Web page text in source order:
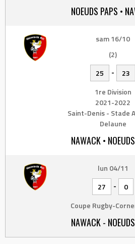
NOEUDS PAPS •
sam 16/10
(2)
25
-
23
1re Division
2021-2022
Saint-Denis - Stade
Delaune
NAWACK •
lun 04/11
27
-
0
Coupe Rugby-
NAWACK -